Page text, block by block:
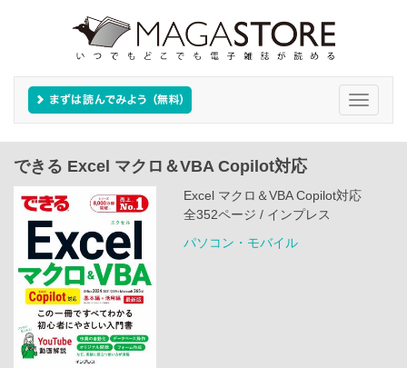
Toggle
できる Excel マクロ＆VBA Copilot対応
Excel マクロ＆VBA Copilot対応
全352ページ / インプレス
パソコン・モバイル